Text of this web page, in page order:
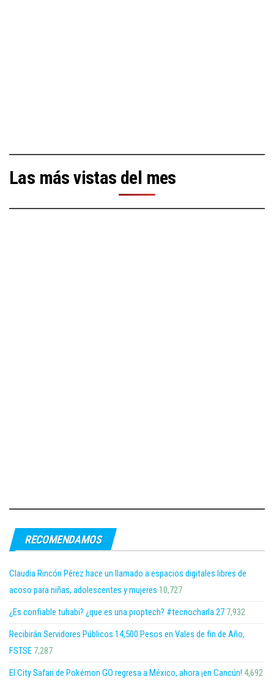
Las más vistas del mes
RECOMENDAMOS
Claudia Rincón Pérez hace un llamado a espacios digitales libres de
acoso para niñas, adolescentes y mujeres 10,727
¿Es confiable tuhabi? ¿que es una proptech? #tecnocharla 27 7,932
Recibirán Servidores Públicos 14,500 Pesos en Vales de fin de Año,
FSTSE 7,287
El City Safari de Pokémon GO regresa a México, ahora ¡en Cancún! 4,692